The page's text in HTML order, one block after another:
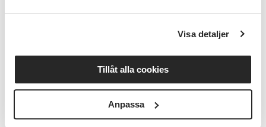
Visa detaljer
Tillåt alla cookies
Anpassa
kantelespel, där ledordet är hämtat från de gamla
Soittaa omaa mahtia" /
om Anna på hennes hemsida.
Bra att veta
Du får en bekräftelse när du genomfört din